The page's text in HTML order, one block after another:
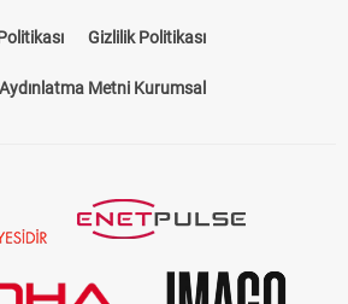
Gizlilik Politikası
Metni Kurumsal